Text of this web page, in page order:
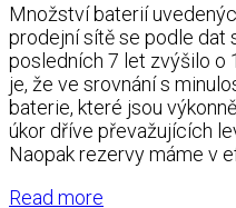
Množství baterií
prodejní sítě se podle dat
posledních 7 let zvýšilo o
je, že ve srovnání s
baterie, které jsou
úkor dříve převažujících
Naopak rezervy máme v
Read more